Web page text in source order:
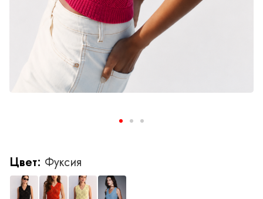
Цвет: Фуксия